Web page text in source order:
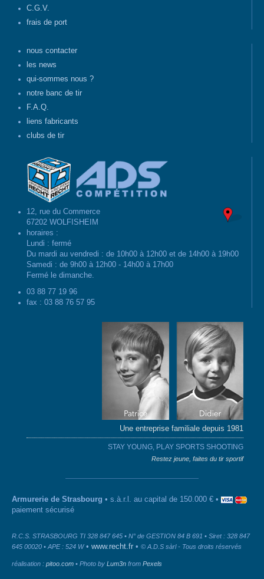
C.G.V.
frais de port
nous contacter
les news
qui-sommes nous ?
notre banc de tir
F.A.Q.
liens fabricants
clubs de tir
12, rue du Commerce
67202 WOLFISHEIM
horaires :
Lundi : fermé
Du mardi au vendredi : de 10h00 à 12h00 et de 14h00 à 19h00
Samedi : de 9h00 à 12h00 - 14h00 à 17h00
Fermé le dimanche.
03 88 77 19 96
fax : 03 88 76 57 95
Une entreprise familiale depuis 1981
STAY YOUNG, PLAY SPORTS SHOOTING
Restez jeune, faites du tir sportif
Armurerie de Strasbourg • s.à.r.l. au capital de 150.000 € •
paiement sécurisé
R.C.S. STRASBOURG TI 328 847 645 • N° de GESTION 84 B 691 • Siret : 328 847
645 00020 • APE : 524 W• www.recht.fr • © A.D.S sàrl - Tous droits réservés
réalisation : pitoo.com • Photo by Lum3n from Pexels